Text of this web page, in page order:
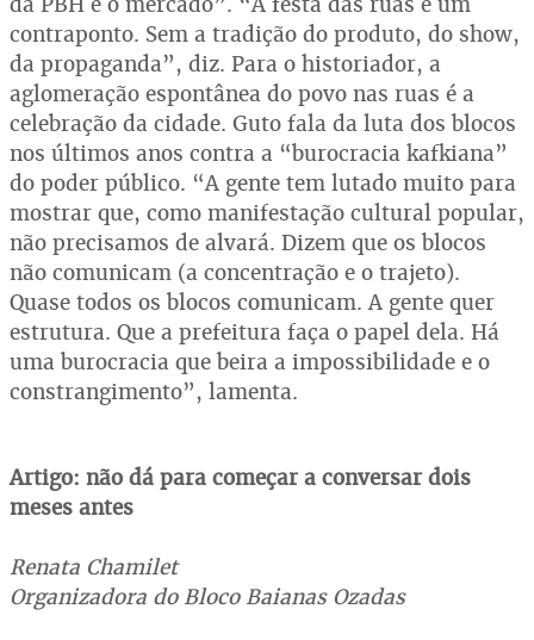
contraponto. Sem a tradição do produto, do show,
da propaganda”, diz. Para o historiador, a
aglomeração espontânea do povo nas ruas é a
celebração da cidade. Guto fala da luta dos blocos
nos últimos anos contra a “burocracia kafkiana”
do poder público. “A gente tem lutado muito para
mostrar que, como manifestação cultural popular,
não precisamos de alvará. Dizem que os blocos
não comunicam (a concentração e o trajeto).
Quase todos os blocos comunicam. A gente quer
estrutura. Que a prefeitura faça o papel dela. Há
uma burocracia que beira a impossibilidade e o
constrangimento”, lamenta.
Artigo: não dá para começar a conversar dois
meses antes
Renata Chamilet
Organizadora do Bloco Baianas Ozadas